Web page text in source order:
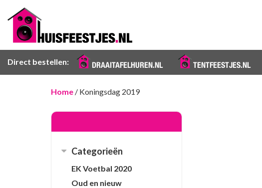
Direct bestellen: DRAAITAFELHUREN.NL TENTFEESTJES.NL
Home / Koningsdag 2019
Categorieën
EK Voetbal 2020
Oud en nieuw